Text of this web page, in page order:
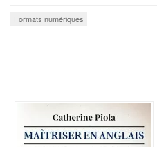
Formats numériques